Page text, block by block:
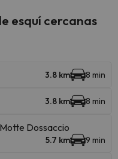
esquí cercanas
3.8 km 8 min
3.8 km 8 min
Dossaccio
5.7 km 9 min